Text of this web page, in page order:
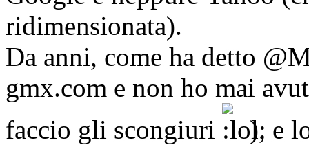
ridimensionata).
Da anni, come ha detto
gmx.com e non ho mai
faccio gli scongiuri
), e